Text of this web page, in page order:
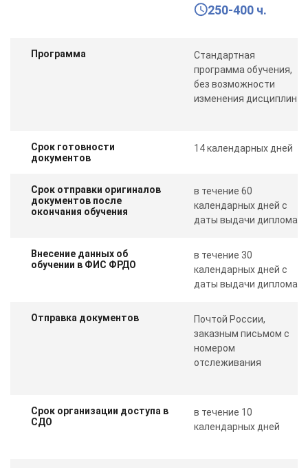
250-400 ч.
Программа
Стандартная
программа обучения,
без возможности
изменения дисциплин
Срок готовности
документов
14 календарных дней
Срок отправки оригиналов
документов после
окончания обучения
в течение 60
календарных дней с
даты выдачи диплома
Внесение данных об
обучении в ФИС ФРДО
в течение 30
календарных дней с
даты выдачи диплома
Отправка документов
Почтой России,
заказным письмом с
номером
отслеживания
Срок организации доступа в
СДО
в течение 10
календарных дней